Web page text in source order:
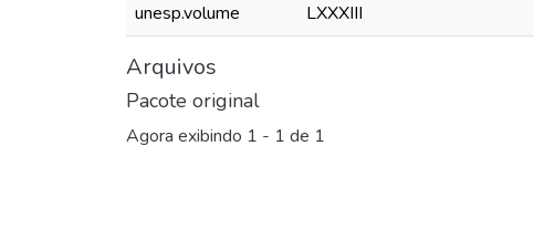
unesp.volume
LXXXIII
Arquivos
Pacote original
Agora exibindo 1 - 1 de 1